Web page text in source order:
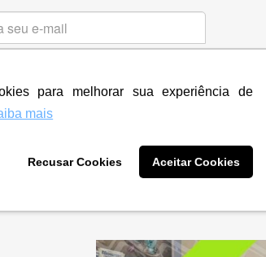
para melhorar sua experiência de
mais
Recusar Cookies Aceitar Cookies
não compartilhar e utilizar seus dados para enviar
tipo de SPAM. Confira as